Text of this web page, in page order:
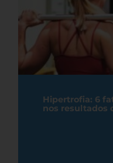
Hipertrofia: 6
nos resultados